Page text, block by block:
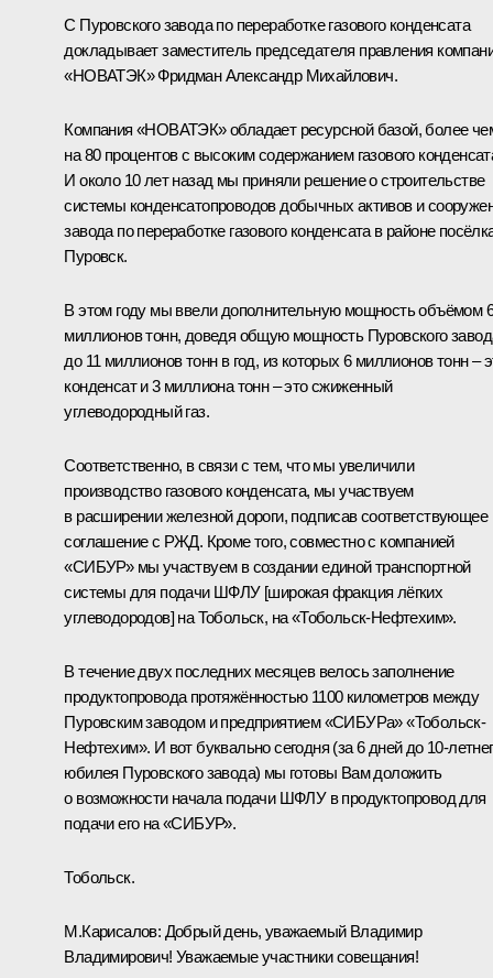
С Пуровского завода по переработке газового конденсата
докладывает заместитель председателя правления
«НОВАТЭК» Фридман Александр Михайлович.
Компания «НОВАТЭК» обладает ресурсной базой, более
на 80 процентов с высоким содержанием газового
И около 10 лет назад мы приняли решение о строительстве
системы конденсатопроводов добычных активов и
завода по переработке газового конденсата в районе
Пуровск.
В этом году мы ввели дополнительную мощность объёмом 6
миллионов тонн, доведя общую мощность Пуровского
до 11 миллионов тонн в год, из которых 6 миллионов тонн –
конденсат и 3 миллиона тонн – это сжиженный
углеводородный газ.
Соответственно, в связи с тем, что мы увеличили
производство газового конденсата, мы участвуем
в расширении железной дороги, подписав соответствующее
соглашение с РЖД. Кроме того, совместно с компанией
«СИБУР» мы участвуем в создании единой транспортной
системы для подачи ШФЛУ [широкая фракция лёгких
углеводородов] на Тобольск, на «Тобольск-Нефтехим».
В течение двух последних месяцев велось заполнение
продуктопровода протяжённостью 1100 километров между
Пуровским заводом и предприятием «СИБУРа» «Тобольск-
Нефтехим». И вот буквально сегодня (за 6 дней до 10-
юбилея Пуровского завода) мы готовы Вам доложить
о возможности начала подачи ШФЛУ в продуктопровод для
подачи его на «СИБУР».
Тобольск.
М.Карисалов: Добрый день, уважаемый Владимир
Владимирович! Уважаемые участники совещания!